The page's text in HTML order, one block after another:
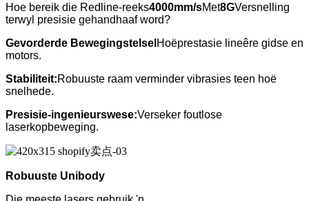
Hoe bereik die Redline-reeks4000mm/sMet8GVersnelling
terwyl presisie gehandhaaf word?
Gevorderde Bewegingstelsel Hoëprestasie lineêre gidse en
motors.
Stabiliteit:Robuuste raam verminder vibrasies teen hoë
snelhede.
Presisie-ingenieurswese:Verseker foutlose
laserkopbeweging.
Robuuste Unibody